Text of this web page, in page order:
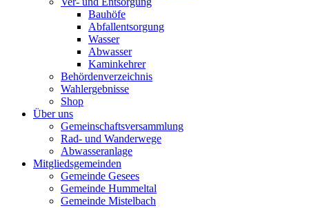
Bauhöfe
Abfallentsorgung
Wasser
Abwasser
Kaminkehrer
Behördenverzeichnis
Wahlergebnisse
Shop
Über uns
Gemeinschaftsversammlung
Rad- und Wanderwege
Abwasseranlage
Mitgliedsgemeinden
Gemeinde Gesees
Gemeinde Hummeltal
Gemeinde Mistelbach